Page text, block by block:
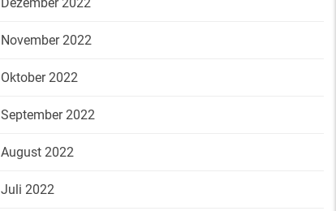
November 2022
Oktober 2022
September 2022
August 2022
Juli 2022